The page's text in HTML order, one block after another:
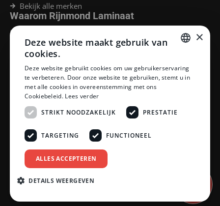
Bekijk alle merken
Waarom Rijnmond Laminaat
Legservice
Laminaat Capelle aan den Ijssel
Laminaat voor vloerverwarming
Klantenservice
Betaalmethoden
Openingstijden showroom
Afhalen en bezorgen
Retourprocedure
Veelgestelde vragen
Legservice
Neem contact op
Reviewpolicy
Privacy policy
Algemene voorwaarden
DUTCH
×
Deze website maakt gebruik van
cookies.
Deze website gebruikt cookies om uw gebruikerservaring
te verbeteren. Door onze website te gebruiken, stemt u in
met alle cookies in overeenstemming met ons
Cookiebeleid. Lees verder
STRIKT NOODZAKELIJK
PRESTATIE
TARGETING FUNCTIONEEL
ALLES ACCEPTEREN
DETAILS WEERGEVEN